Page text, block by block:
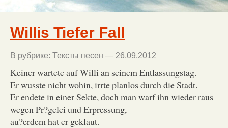
Willis Tiefer Fall
В рубрике: Тексты песен — 26.09.2012
Keiner wartete auf Willi an seinem Entlassungstag.
Er wusste nicht wohin, irrte planlos durch die Stadt.
Er endete in einer Sekte, doch man warf ihn wieder raus
wegen Pr?gelei und Erpressung,
au?erdem hat er geklaut.